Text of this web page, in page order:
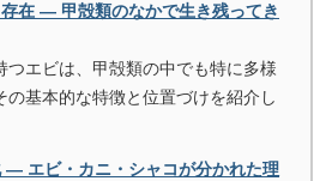
在 ― 甲殻類のなかで生き残ってき
つエビは、甲殻類の中でも特に多様
の基本的な特徴と位置づけを紹介し
― エビ・カニ・シャコが分かれた理